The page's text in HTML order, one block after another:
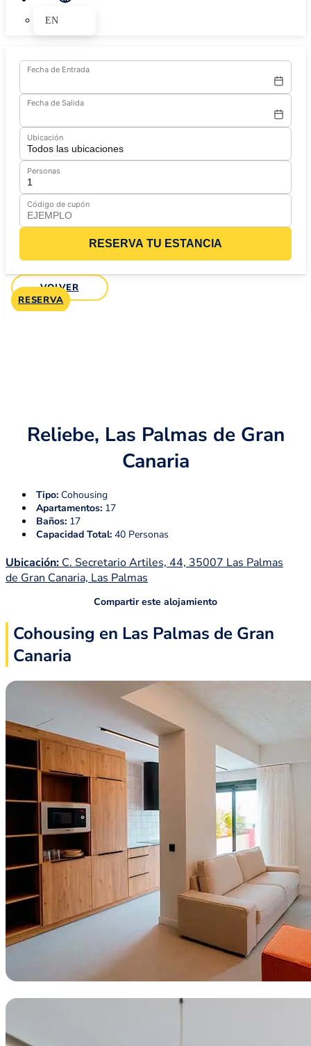
EN
Fecha de Entrada
Fecha de Salida
Ubicación
Personas
Código de cupón
RESERVA TU ESTANCIA
VOLVER
RESERVA
Reliebe, Las Palmas de Gran
Canaria
Tipo: Cohousing
Apartamentos: 17
Baños: 17
Capacidad Total: 40 Personas
Ubicación: C. Secretario Artiles, 44, 35007 Las Palmas
de Gran Canaria, Las Palmas
Compartir este alojamiento
Cohousing en Las Palmas de Gran
Canaria